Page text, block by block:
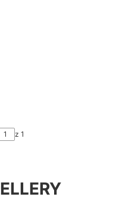
z 1